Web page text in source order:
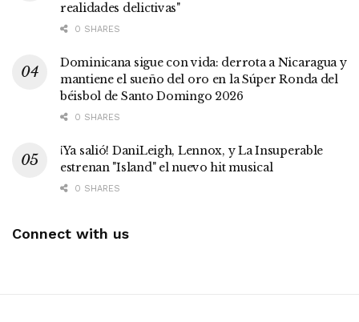
realidades delictivas"
0 SHARES
Dominicana sigue con vida: derrota a Nicaragua y
mantiene el sueño del oro en la Súper Ronda del
béisbol de Santo Domingo 2026
0 SHARES
¡Ya salió! DaniLeigh, Lennox, y La Insuperable
estrenan "Island" el nuevo hit musical
0 SHARES
Connect with us